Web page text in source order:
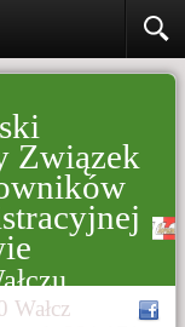
Związek
Wałcz